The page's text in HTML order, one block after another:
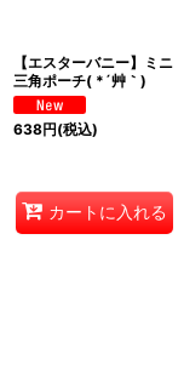
【エスターバニー】ミニ
三角ポーチ( *´艸｀)
638円(税込)
カートに入れる